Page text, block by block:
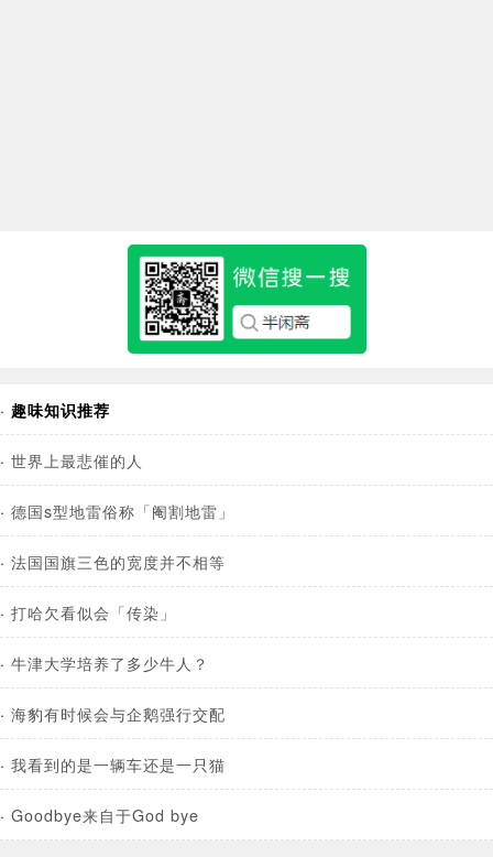
· 趣味知识推荐
· 世界上最悲催的人
· 德国s型地雷俗称「阉割地雷」
· 法国国旗三色的宽度并不相等
· 打哈欠看似会「传染」
· 牛津大学培养了多少牛人？
· 海豹有时候会与企鹅强行交配
· 我看到的是一辆车还是一只猫
· Goodbye来自于God bye